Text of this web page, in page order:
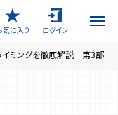
気に入り
ログイン
イミングを徹底解説 第3部